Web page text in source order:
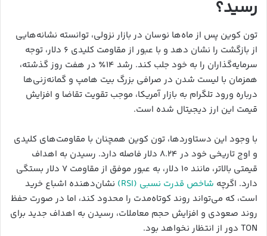
رسید؟
تون کوین پس از ماه‌ها نوسان در بازار نزولی، توانسته نشانه‌هایی
از بازگشت را نشان دهد و با عبور از مقاومت کلیدی ۶ دلار، توجه
سرمایه‌گذاران را به خود جلب کند. رشد ۱۴٪ در هفت روز گذشته،
همزمان با لیست شدن در صرافی بزرگ بیت هامپ و گمانه‌زنی‌ها
درباره ورود تلگرام به بازار آمریکا، موجب تقویت تقاضا و افزایش
قیمت این ارز دیجیتال شده است.
با وجود این دستاوردها، تون کوین همچنان با مقاومت‌های کلیدی
و اوج تاریخی خود در ۸.۲۴ دلار فاصله دارد. رسیدن به اهداف
قیمتی بالاتر، مانند ۱۰ دلار، به عبور موفق از مقاومت ۷ دلار بستگی
دارد. اگرچه شاخص قدرت نسبی (RSI)
نشان‌دهنده اشباع خرید
است، که می‌تواند روند کوتاه‌مدت را محدود کند، اما در صورت حفظ
روند صعودی و افزایش حجم معاملات، رسیدن به اهداف جدید برای
TON دور از انتظار نخواهد بود.